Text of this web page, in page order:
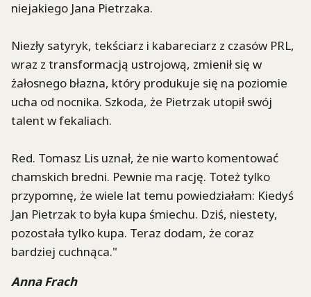
niejakiego Jana Pietrzaka.
Niezły satyryk, tekściarz i kabareciarz z czasów PRL,
wraz z transformacją ustrojową, zmienił się w
żałosnego błazna, który produkuje się na poziomie
ucha od nocnika. Szkoda, że Pietrzak utopił swój
talent w fekaliach.
Red. Tomasz Lis uznał, że nie warto komentować
chamskich bredni. Pewnie ma rację. Toteż tylko
przypomnę, że wiele lat temu powiedziałam: Kiedyś
Jan Pietrzak to była kupa śmiechu. Dziś, niestety,
pozostała tylko kupa. Teraz dodam, że coraz
bardziej cuchnąca."
Anna Frach